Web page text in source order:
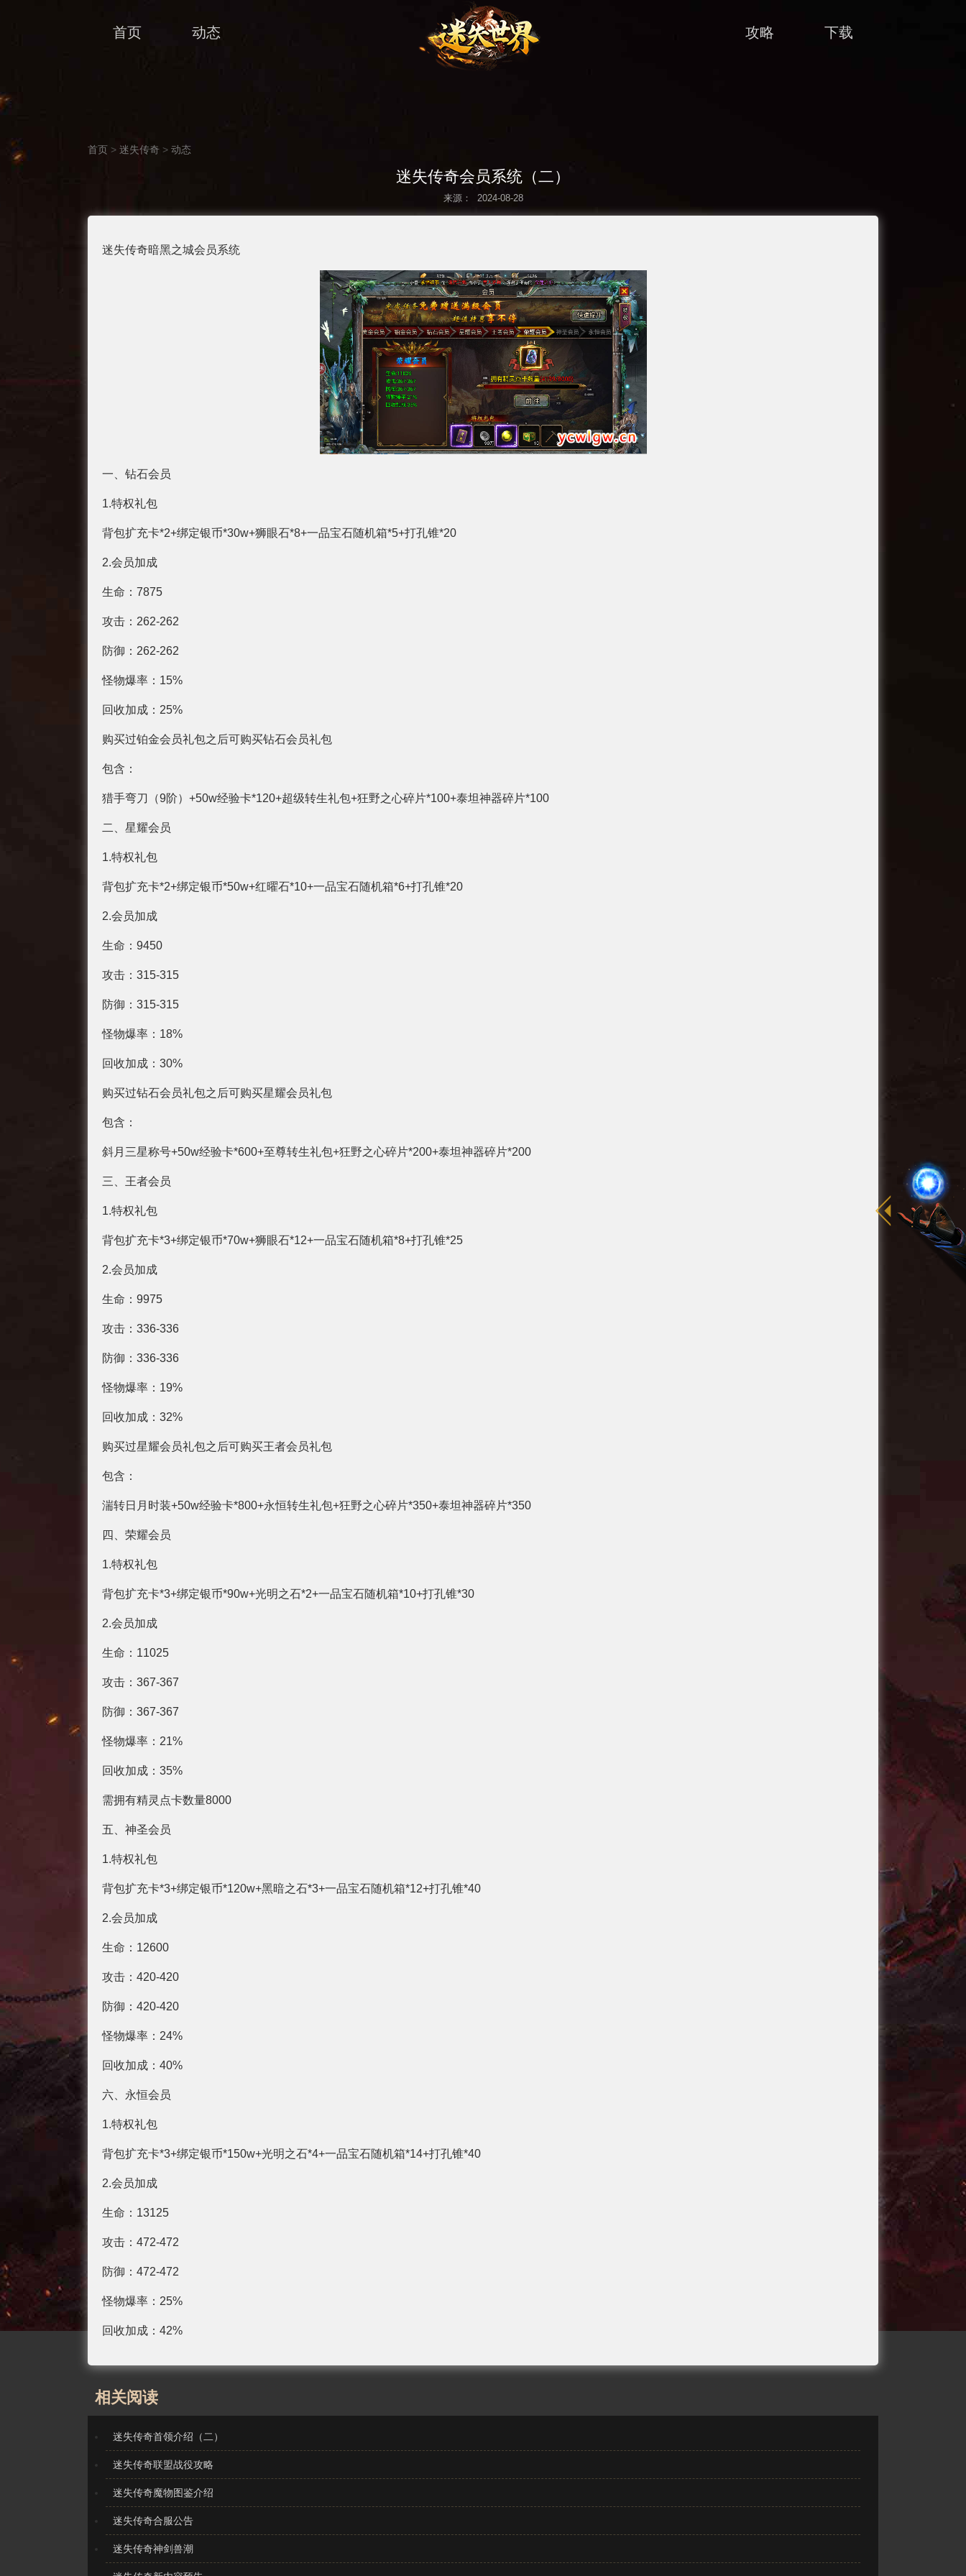
首页 动态 攻略 下载
首页 > 迷失传奇 > 动态
迷失传奇会员系统（二）
来源： 2024-08-28
迷失传奇暗黑之城会员系统
一、钻石会员
1.特权礼包
背包扩充卡*2+绑定银币*30w+狮眼石*8+一品宝石随机箱*5+打孔锥*20
2.会员加成
生命：7875
攻击：262-262
防御：262-262
怪物爆率：15%
回收加成：25%
购买过铂金会员礼包之后可购买钻石会员礼包
包含：
猎手弯刀（9阶）+50w经验卡*120+超级转生礼包+狂野之心碎片*100+泰坦神器碎片*100
二、星耀会员
1.特权礼包
背包扩充卡*2+绑定银币*50w+红曜石*10+一品宝石随机箱*6+打孔锥*20
2.会员加成
生命：9450
攻击：315-315
防御：315-315
怪物爆率：18%
回收加成：30%
购买过钻石会员礼包之后可购买星耀会员礼包
包含：
斜月三星称号+50w经验卡*600+至尊转生礼包+狂野之心碎片*200+泰坦神器碎片*200
三、王者会员
1.特权礼包
背包扩充卡*3+绑定银币*70w+狮眼石*12+一品宝石随机箱*8+打孔锥*25
2.会员加成
生命：9975
攻击：336-336
防御：336-336
怪物爆率：19%
回收加成：32%
购买过星耀会员礼包之后可购买王者会员礼包
包含：
湍转日月时装+50w经验卡*800+永恒转生礼包+狂野之心碎片*350+泰坦神器碎片*350
四、荣耀会员
1.特权礼包
背包扩充卡*3+绑定银币*90w+光明之石*2+一品宝石随机箱*10+打孔锥*30
2.会员加成
生命：11025
攻击：367-367
防御：367-367
怪物爆率：21%
回收加成：35%
需拥有精灵点卡数量8000
五、神圣会员
1.特权礼包
背包扩充卡*3+绑定银币*120w+黑暗之石*3+一品宝石随机箱*12+打孔锥*40
2.会员加成
生命：12600
攻击：420-420
防御：420-420
怪物爆率：24%
回收加成：40%
六、永恒会员
1.特权礼包
背包扩充卡*3+绑定银币*150w+光明之石*4+一品宝石随机箱*14+打孔锥*40
2.会员加成
生命：13125
攻击：472-472
防御：472-472
怪物爆率：25%
回收加成：42%
相关阅读
迷失传奇首领介绍（二）
迷失传奇联盟战役攻略
迷失传奇魔物图鉴介绍
迷失传奇合服公告
迷失传奇神剑兽潮